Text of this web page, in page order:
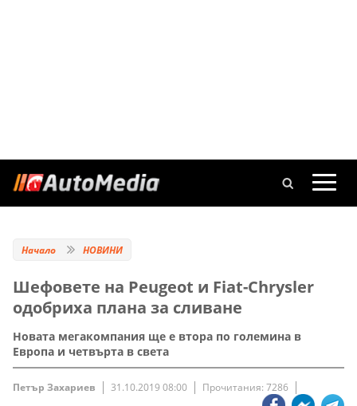
Начало НОВИНИ
Шефовете на Peugeot и Fiat-Chrysler
одобриха плана за сливане
Новата мегакомпания ще е втора по големина в
Европа и четвърта в света
Петър Захариев 31.10.2019 08:00 Прочитания: 7286